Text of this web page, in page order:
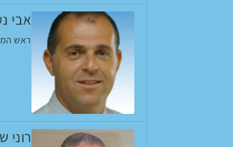
אבי
ראש
רוני